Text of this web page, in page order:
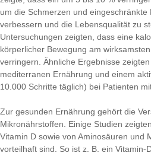
um die Schmerzen und eingeschränkte
verbessern und die Lebensqualität zu
Untersuchungen zeigten, dass eine
körperlicher Bewegung am
verringern. Ähnliche Ergebnisse
mediterranen Ernährung und einem
10.000 Schritte täglich) bei Patienten
Zur gesunden Ernährung gehört die
Mikronährstoffen. Einige Studien
Vitamin D sowie von Aminosäuren und
vorteilhaft sind. So ist z. B. ein Vitamin-